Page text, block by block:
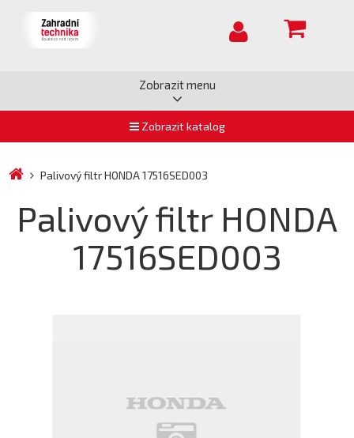
Zobrazit menu
Zobrazit katalog
Palivový filtr HONDA 17516SED003
Palivový filtr HONDA
17516SED003